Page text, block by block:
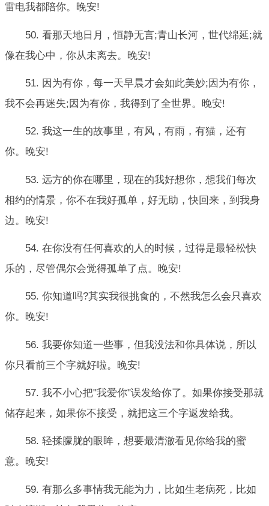
雷电我都陪你。晚安!
50. 看那天地日月，恒静无言;青山长河，世代绵延;就
像在我心中，你从未离去。晚安!
51. 因为有你，每一天早晨才会如此美妙;因为有你，
我不会再迷失;因为有你，我得到了全世界。晚安!
52. 我这一生的故事里，有风，有雨，有猫，还有
你。晚安!
53. 远方的你在哪里，现在的我好想你，想我们每次
相约的情景，你不在我好孤单，好无助，快回来，到我身
边。晚安!
54. 在你没有任何喜欢的人的时候，过得是最轻松快
乐的，尽管偶尔会觉得孤单了点。晚安!
55. 你知道吗?其实我很挑食的，不然我怎么会只喜欢
你。晚安!
56. 我要你知道一些事，但我没法和你具体说，所以
你只看前三个字就好啦。晚安!
57. 我不小心把"我爱你"误发给你了。如果你接受那就
储存起来，如果你不接受，就把这三个字返发给我。
58. 轻揉朦胧的眼眸，想要最清澈看见你给我的蜜
意。晚安!
59. 有那么多事情我无能为力，比如生老病死，比如